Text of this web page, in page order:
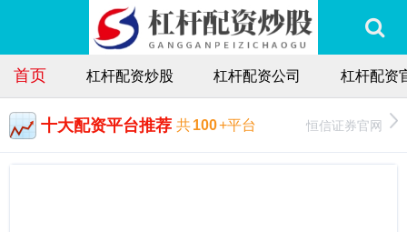
首页 杠杆配资炒股 杠杆配资公司 杠杆配资
十大配资平台推荐 共100+平台 恒信证券官网